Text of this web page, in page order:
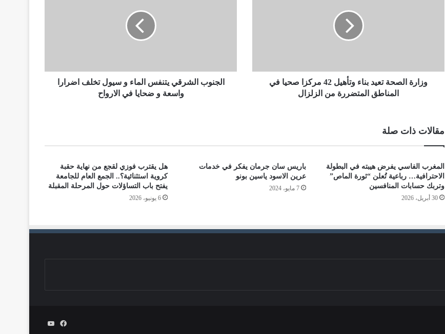
وزارة الصحة تعيد بناء وتأهيل 42 مركزا صحيا في
المناطق المتضررة من الزلزال
الجنوب الشرقي يتنفس الماء و سيول تخلف اضرارا
واسعة و ضحايا في الارواح
مقالات ذات صلة
المغرب الفاسي يفرض هيبته في البطولة
الاحترافية… رباعية تُعلن “ثورة الماص”
وتربك حسابات المنافسين
30 أبريل، 2026
باريس سان جرمان يفكر في خدمات
عرين الاسود ياسين بونو
7 مايو، 2024
هل يقترب فوزي لقجع من نهاية حقبة
كروية استثنائية؟.. الجمع العام للجامعة
يفتح باب التساؤلات حول المرحلة المقبلة
6 يونيو، 2026
فيسبوك